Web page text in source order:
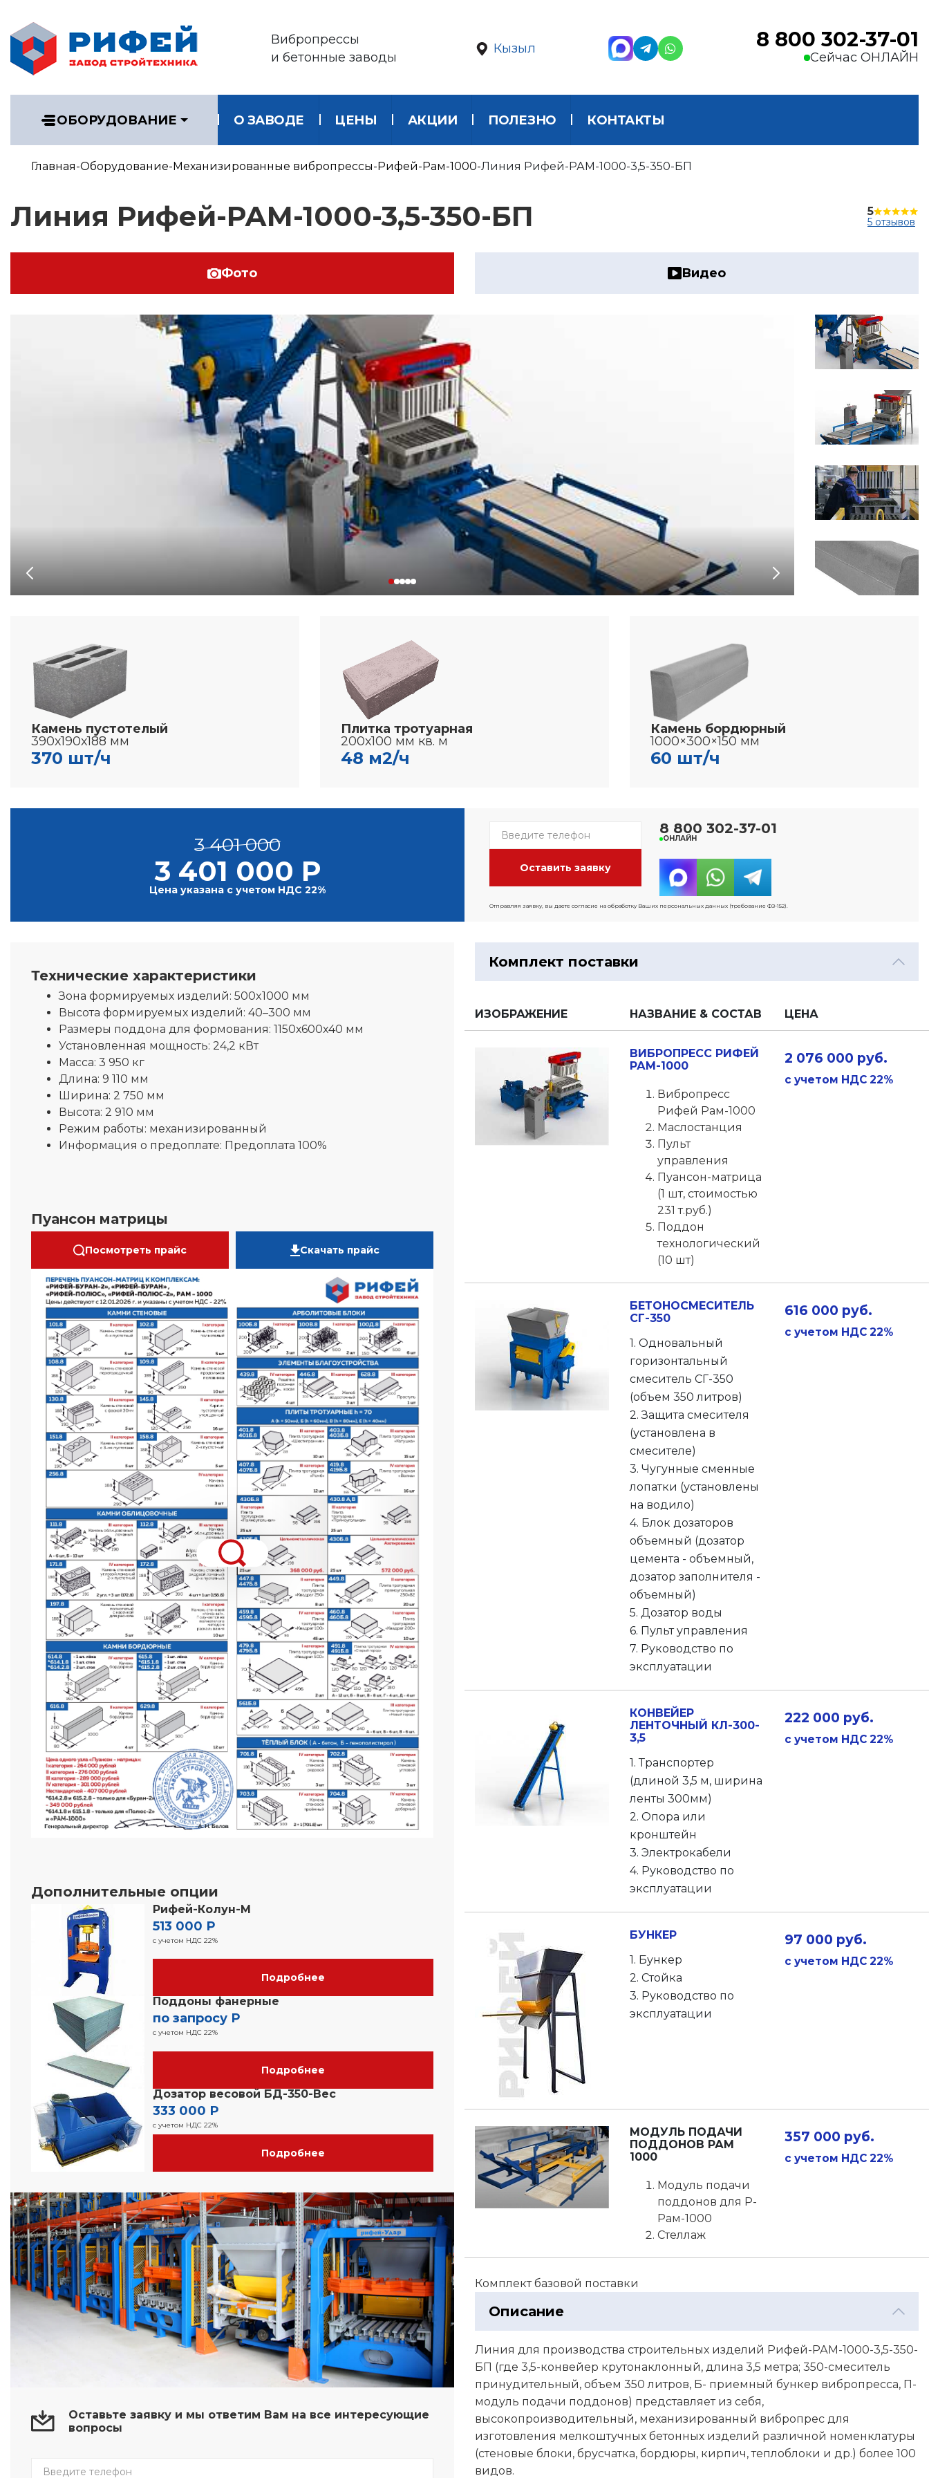
Вибропрессы
и бетонные заводы
Кызыл 8 800 302-37-01
Сейчас ОНЛАЙН
ОБОРУДОВАНИЕ О ЗАВОДЕ ЦЕНЫ АКЦИИ ПОЛЕЗНО КОНТАКТЫ
Главная Оборудование Механизированные вибропрессы Рифей-Рам-1000 Линия Рифей-РАМ-1000-3,5-350-БП
Линия Рифей-РАМ-1000-3,5-350-БП 5
5 отзывов
Фото Видео
Камень пустотелый
390х190х188 мм
370 шт/ч
Плитка тротуарная
200х100 мм кв. м
48 м2/ч
Камень бордюрный
1000×300×150 мм
60 шт/ч
3 401 000
3 401 000 Р
Цена указана с учетом НДС 22%
8 800 302-37-01
ОНЛАЙН
Отправляя заявку, вы даете согласие на обработку Ваших персональных данных (требование ФЗ-152).
Технические характеристики
Зона формируемых изделий: 500x1000 мм
Высота формируемых изделий: 40–300 мм
Размеры поддона для формования: 1150х600x40 мм
Установленная мощность: 24,2 кВт
Масса: 3 950 кг
Длина: 9 110 мм
Ширина: 2 750 мм
Высота: 2 910 мм
Режим работы: механизированный
Информация о предоплате: Предоплата 100%
Пуансон матрицы
Посмотреть прайс Скачать прайс
Дополнительные опции
Рифей-Колун-М
513 000 Р
с учетом НДС 22%
Подробнее
Поддоны фанерные
по запросу Р
с учетом НДС 22%
Подробнее
Дозатор весовой БД-350-Вес
333 000 Р
с учетом НДС 22%
Подробнее
Оставьте заявку и мы ответим Вам на все интересующие
вопросы
Комплект поставки
ИЗОБРАЖЕНИЕ НАЗВАНИЕ & СОСТАВ ЦЕНА
ВИБРОПРЕСС РИФЕЙ
РАМ-1000
Вибропресс
Рифей Рам-1000
Маслостанция
Пульт
управления
Пуансон-матрица
(1 шт, стоимостью
231 т.руб.)
Поддон
технологический
(10 шт)
2 076 000 руб.
с учетом НДС 22%
БЕТОНОСМЕСИТЕЛЬ
СГ-350
1. Одновальный
горизонтальный
смеситель СГ-350
(объем 350 литров)
2. Защита смесителя
(установлена в
смесителе)
3. Чугунные сменные
лопатки (установлены
на водило)
4. Блок дозаторов
объемный (дозатор
цемента - объемный,
дозатор заполнителя -
объемный)
5. Дозатор воды
6. Пульт управления
7. Руководство по
эксплуатации
616 000 руб.
с учетом НДС 22%
КОНВЕЙЕР
ЛЕНТОЧНЫЙ КЛ-300-
3,5
1. Транспортер
(длиной 3,5 м, ширина
ленты 300мм)
2. Опора или
кронштейн
3. Электрокабели
4. Руководство по
эксплуатации
222 000 руб.
с учетом НДС 22%
БУНКЕР
1. Бункер
2. Стойка
3. Руководство по
эксплуатации
97 000 руб.
с учетом НДС 22%
МОДУЛЬ ПОДАЧИ
ПОДДОНОВ РАМ
1000
Модуль подачи
поддонов для Р-
Рам-1000
Стеллаж
357 000 руб.
с учетом НДС 22%
Комплект базовой поставки
Описание
Линия для производства строительных изделий Рифей-РАМ-1000-3,5-350-
БП (где 3,5-конвейер крутонаклонный, длина 3,5 метра; 350-смеситель
принудительный, объем 350 литров, Б- приемный бункер вибропресса, П-
модуль подачи поддонов) представляет из себя,
высокопроизводительный, механизированный вибропрес для
изготовления мелкоштучных бетонных изделий различной номенклатуры
(стеновые блоки, брусчатка, бордюры, кирпич, теплоблоки и др.) более 100
видов.